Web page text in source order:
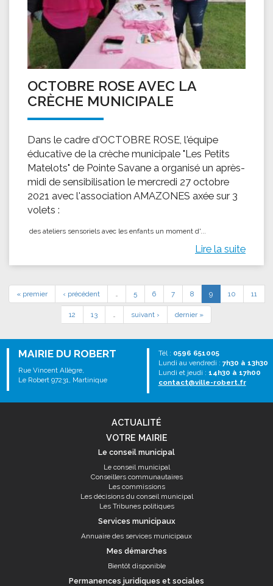
OCTOBRE ROSE AVEC LA
CRÈCHE MUNICIPALE
Dans le cadre d'OCTOBRE ROSE, l'équipe
éducative de la crèche municipale "Les Petits
Matelots" de Pointe Savane a organisé un après-
midi de sensibilisation le mercredi 27 octobre
2021 avec l'association AMAZONES axée sur 3
volets :
des ateliers sensoriels avec les enfants ​ un moment d'...
Lire la suite
« premier ‹ précédent … 5 6 7 8 9 10 11
12 13 … suivant › dernier »
MAIRIE DU ROBERT
Rue Vincent Allègre,
Le Robert 97231, Martinique
Tél : 0596 651005
Lundi au vendredi : 7h30 à 13h30
Lundi et jeudi : 14h30 à 17h00
contact@ville-robert.fr
ACTUALITÉ
VOTRE MAIRIE
Le conseil municipal
Le conseil municipal
Conseillers communautaires
Les commissions
Les décisions du conseil municipal
Les Tribunes politiques
Services municipaux
Annuaire des services municipaux
Mes démarches
Bientôt disponible
Permanences juridiques et sociales